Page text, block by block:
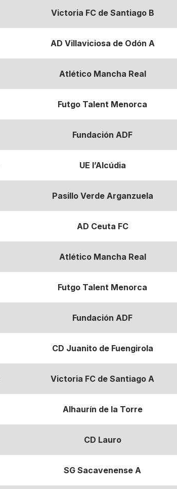
Victoria FC de Santiago B
AD Villaviciosa de Odón A
Atlético Mancha Real
Futgo Talent Menorca
Fundación ADF
UE l’Alcúdia
Pasillo Verde Arganzuela
AD Ceuta FC
Atlético Mancha Real
Futgo Talent Menorca
Fundación ADF
CD Juanito de Fuengirola
Victoria FC de Santiago A
Alhaurín de la Torre
CD Lauro
SG Sacavenense A